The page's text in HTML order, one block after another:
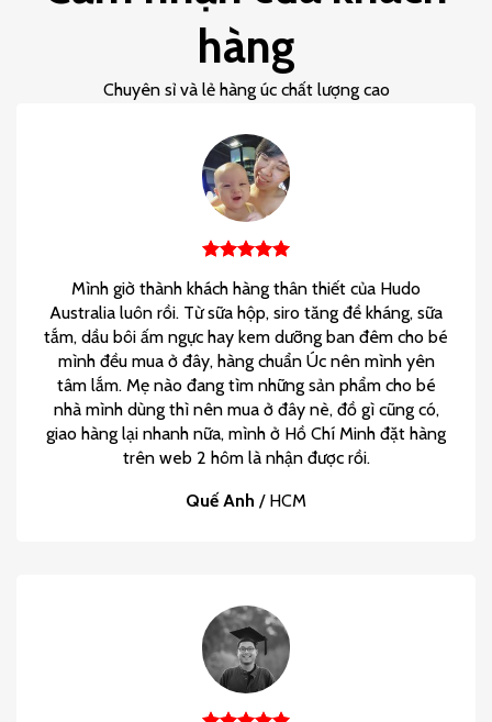
hàng
Chuyên sỉ và lẻ hàng úc chất lượng cao
Mình giờ thành khách hàng thân thiết của Hudo
Australia luôn rồi. Từ sữa hộp, siro tăng đề kháng, sữa
tắm, dầu bôi ấm ngực hay kem dưỡng ban đêm cho bé
mình đều mua ở đây, hàng chuẩn Úc nên mình yên
tâm lắm. Mẹ nào đang tìm những sản phẩm cho bé
nhà mình dùng thì nên mua ở đây nè, đồ gì cũng có,
giao hàng lại nhanh nữa, mình ở Hồ Chí Minh đặt hàng
trên web 2 hôm là nhận được rồi.
Quế Anh / HCM